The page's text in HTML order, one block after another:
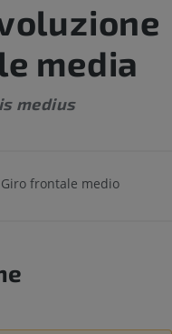
media
medius
Giro frontale medio